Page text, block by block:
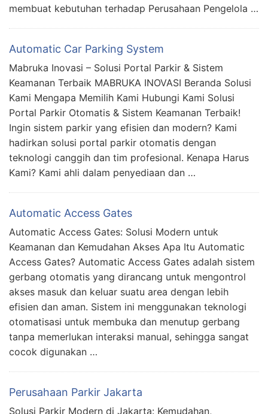
membuat kebutuhan terhadap Perusahaan Pengelola …
Automatic Car Parking System
Mabruka Inovasi – Solusi Portal Parkir & Sistem
Keamanan Terbaik MABRUKA INOVASI Beranda Solusi
Kami Mengapa Memilih Kami Hubungi Kami Solusi
Portal Parkir Otomatis & Sistem Keamanan Terbaik!
Ingin sistem parkir yang efisien dan modern? Kami
hadirkan solusi portal parkir otomatis dengan
teknologi canggih dan tim profesional. Kenapa Harus
Kami? Kami ahli dalam penyediaan dan …
Automatic Access Gates
Automatic Access Gates: Solusi Modern untuk
Keamanan dan Kemudahan Akses Apa Itu Automatic
Access Gates? Automatic Access Gates adalah sistem
gerbang otomatis yang dirancang untuk mengontrol
akses masuk dan keluar suatu area dengan lebih
efisien dan aman. Sistem ini menggunakan teknologi
otomatisasi untuk membuka dan menutup gerbang
tanpa memerlukan interaksi manual, sehingga sangat
cocok digunakan …
Perusahaan Parkir Jakarta
Solusi Parkir Modern di Jakarta: Kemudahan,